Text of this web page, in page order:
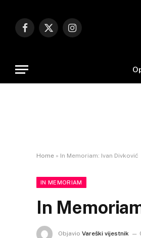
Facebook
X
Instagram
Home » In Memoriam: Ivan Divković
IN MEMORIAM
In
Objavio Vareški vijestnik